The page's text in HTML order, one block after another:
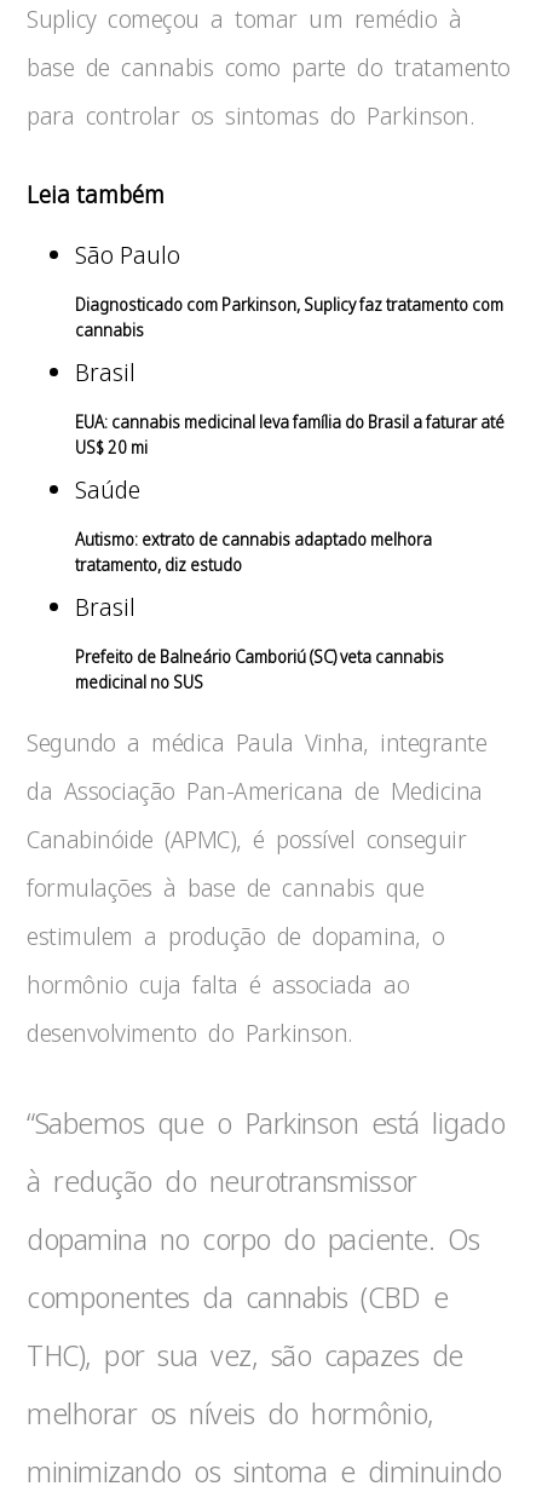
Suplicy começou a tomar um remédio à
base de cannabis como parte do tratamento
para controlar os sintomas do Parkinson.
Leia também
São Paulo
Diagnosticado com Parkinson, Suplicy faz tratamento com
cannabis
Brasil
EUA: cannabis medicinal leva família do Brasil a faturar até
US$ 20 mi
Saúde
Autismo: extrato de cannabis adaptado melhora
tratamento, diz estudo
Brasil
Prefeito de Balneário Camboriú (SC) veta cannabis
medicinal no SUS
Segundo a médica Paula Vinha, integrante
da Associação Pan-Americana de Medicina
Canabinóide (APMC), é possível conseguir
formulações à base de cannabis que
estimulem a produção de dopamina, o
hormônio cuja falta é associada ao
desenvolvimento do Parkinson.
“Sabemos que o Parkinson está ligado
à redução do neurotransmissor
dopamina no corpo do paciente. Os
componentes da cannabis (CBD e
THC), por sua vez, são capazes de
melhorar os níveis do hormônio,
minimizando os sintoma e diminuindo